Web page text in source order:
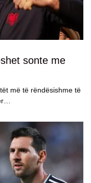
sonte me
më të rëndësishme të